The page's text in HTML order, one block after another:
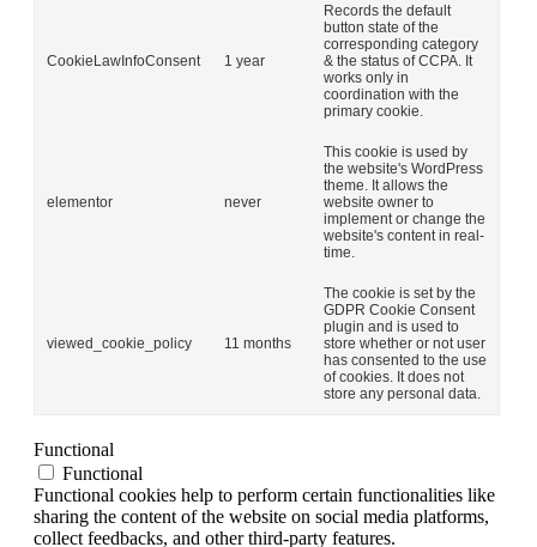
CookieLawInfoConsent 1 year
Records the default
button state of the
corresponding category
& the status of CCPA. It
works only in
coordination with the
primary cookie.
elementor never
This cookie is used by
the website's WordPress
theme. It allows the
website owner to
implement or change the
website's content in real-
time.
viewed_cookie_policy 11 months
The cookie is set by the
GDPR Cookie Consent
plugin and is used to
store whether or not user
has consented to the use
of cookies. It does not
store any personal data.
Functional
Functional
Functional cookies help to perform certain functionalities like
sharing the content of the website on social media platforms,
collect feedbacks, and other third-party features.